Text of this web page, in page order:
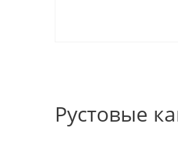
Рустовые